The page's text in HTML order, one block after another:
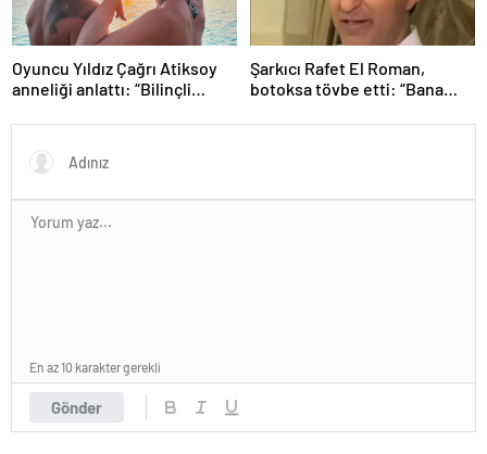
Oyuncu Yıldız Çağrı Atiksoy
anneliği anlattı: “Bilinçli
Şarkıcı Rafet El Roman,
botoksa tövbe etti: “Bana
Gönder
En az 10 karakter gerekli